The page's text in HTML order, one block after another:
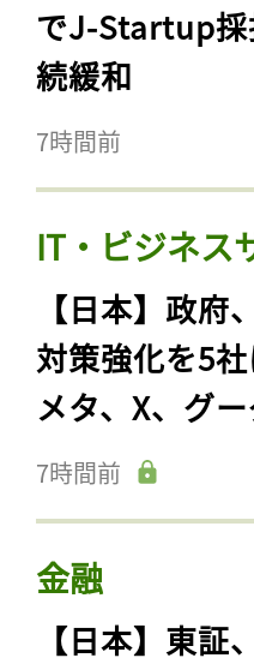
でJ-Startup採
続緩和
7時間前
IT・ビジネス
【日本】政
対策強化を5
メタ、X、グ
7時間前
金融
【日本】東